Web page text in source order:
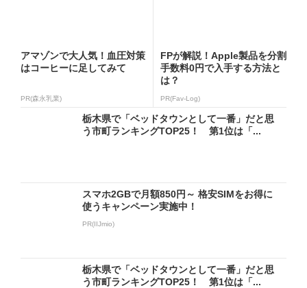
アマゾンで大人気！血圧対策
はコーヒーに足してみて
PR(森永乳業)
FPが解説！Apple製品を分割
手数料0円で入手する方法と
は？
PR(Fav-Log)
栃木県で「ベッドタウンとして一番」だと思
う市町ランキングTOP25！ 第1位は「...
スマホ2GBで月額850円～ 格安SIMをお得に
使うキャンペーン実施中！
PR(IIJmio)
栃木県で「ベッドタウンとして一番」だと思
う市町ランキングTOP25！ 第1位は「...